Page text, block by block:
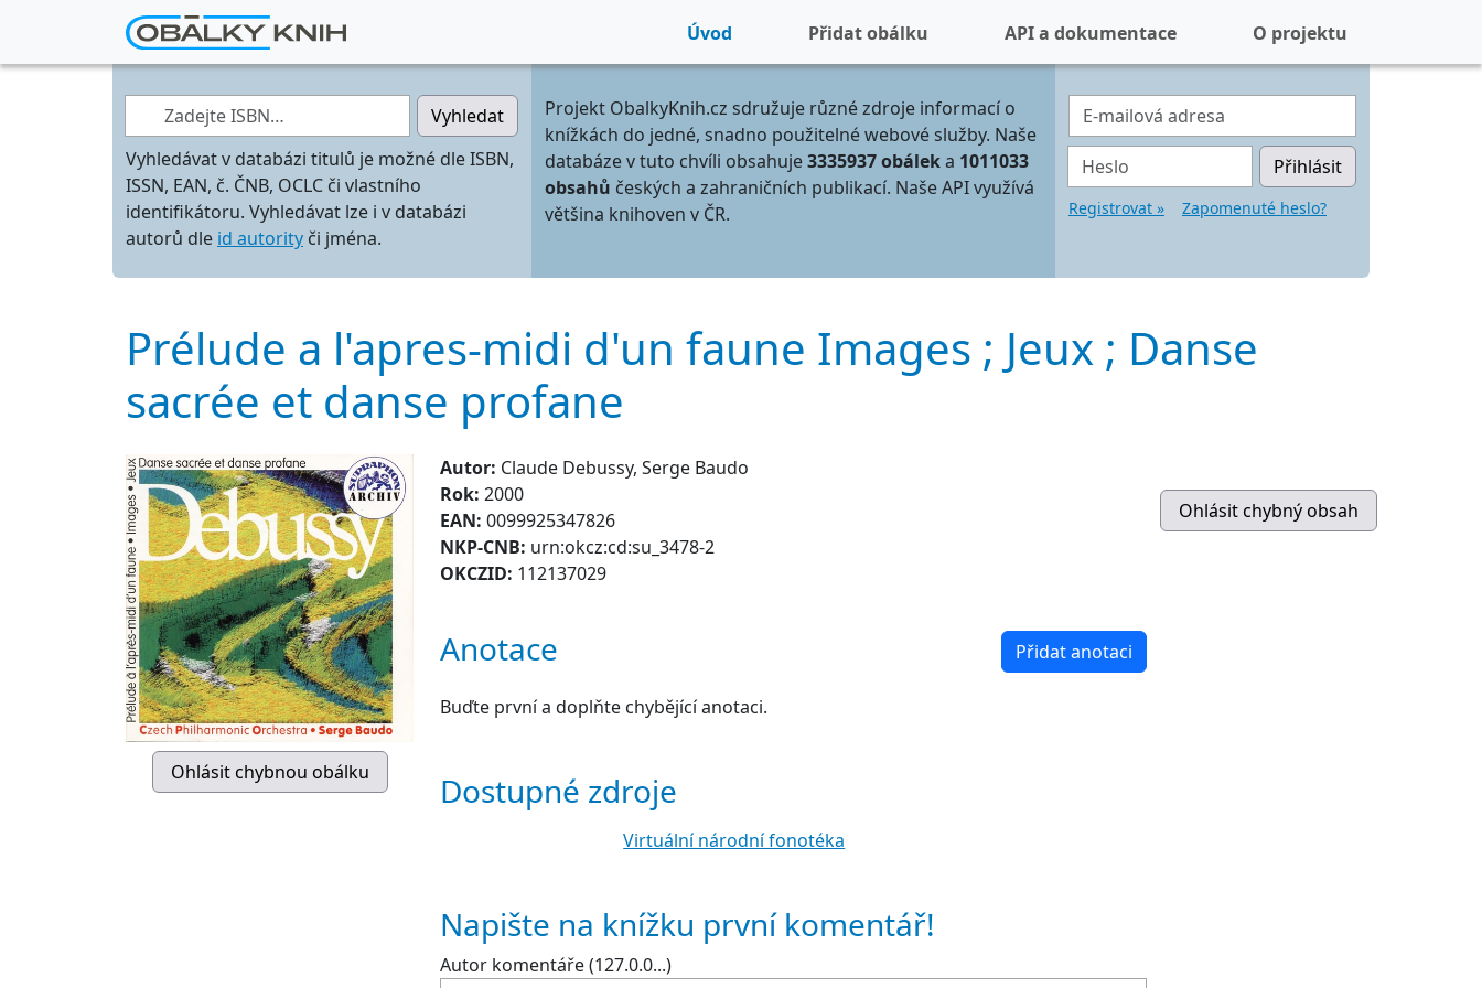
Úvod Přidat obálku API a dokumentace O projektu
Zadejte ISBN…
Vyhledat
Vyhledávat v databázi titulů je možné dle ISBN,
ISSN, EAN, č. ČNB, OCLC či vlastního
identifikátoru. Vyhledávat lze i v databázi
autorů dle id autority či jména.
Projekt ObalkyKnih.cz sdružuje různé zdroje informací o
knížkách do jedné, snadno použitelné webové služby. Naše
databáze v tuto chvíli obsahuje3335937 obáleka 1011033
obsahů českých a zahraničních publikací. Naše API využívá
většina knihoven v ČR.
E-mailová adresa
Heslo Přihlásit
Registrovat » Zapomenuté heslo?
Prélude a l'apres-midi d'un faune Images ; Jeux ; Danse
sacrée et danse profane
Autor: Claude Debussy, Serge Baudo
Rok: 2000
EAN: 0099925347826
NKP-CNB: urn:okcz:cd:su_3478-2
OKCZID: 112137029
Anotace Přidat anotaci
Buďte první a doplňte chybějící anotaci.
Dostupné zdroje
Virtuální národní fonotéka
Napište na knížku první komentář!
Autor komentáře (127.0.0...)